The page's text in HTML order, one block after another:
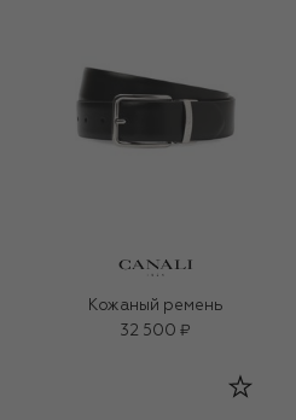
Кожаный ремень
32 500 ₽